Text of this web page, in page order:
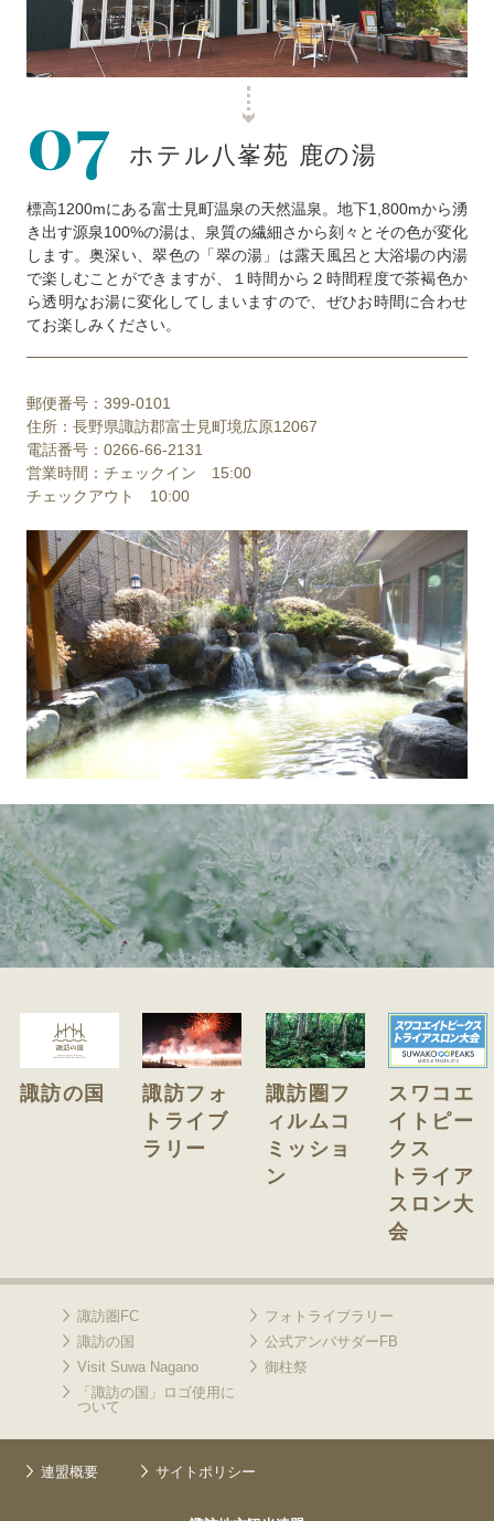
07 ホテル八峯苑 鹿の湯
標高1200mにある富士見町温泉の天然温泉。地下1,800mから湧
き出す源泉100%の湯は、泉質の繊細さから刻々とその色が変化
します。奥深い、翠色の「翠の湯」は露天風呂と大浴場の内湯
で楽しむことができますが、１時間から２時間程度で茶褐色か
ら透明なお湯に変化してしまいますので、ぜひお時間に合わせ
てお楽しみください。
郵便番号：399-0101
住所：長野県諏訪郡富士見町境広原12067
電話番号：0266-66-2131
営業時間：チェックイン 15:00
チェックアウト 10:00
諏訪の国
諏訪フォ
トライブ
ラリー
諏訪圏フ
ィルムコ
ミッショ
ン
スワコエ
イトピー
クス
トライア
スロン大
会
諏訪圏FC
フォトライブラリー
諏訪の国
公式アンバサダーFB
Visit Suwa Nagano
御柱祭
「諏訪の国」ロゴ使用に
ついて
連盟概要 サイトポリシー